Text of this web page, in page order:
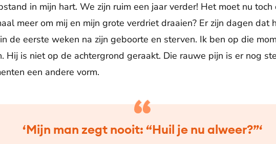
in mijn hart. We zijn ruim een jaar verder! Het moet nu toch
meer om mij en mijn grote verdriet draaien? Er zijn dagen dat
de eerste weken na zijn geboorte en sterven. Ik ben op die
Hij is niet op de achtergrond geraakt. Die rauwe pijn is er nog
een andere vorm.
‘Mijn man zegt nooit: “Huil je nu alweer?”‘